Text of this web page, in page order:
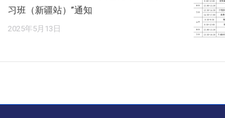
习班（新疆站）”通知
2025年5月13日